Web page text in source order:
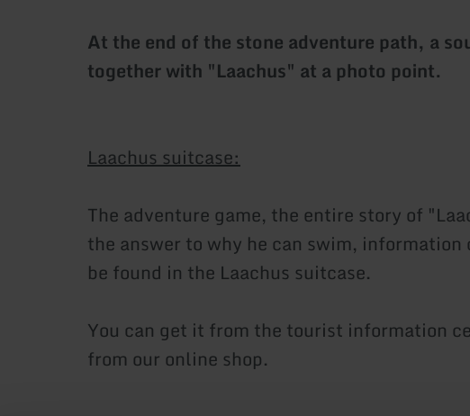
At the end of the stone adventure path, a
together with "Laachus" at a photo point.
Laachus suitcase:
The adventure game, the entire story of
the answer to why he can swim, information
be found in the Laachus suitcase.
You can get it from the tourist information
from our online shop.